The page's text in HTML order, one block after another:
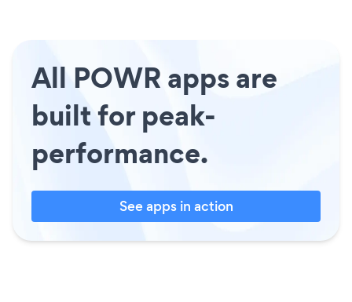
All POWR apps are
built for peak-
performance.
See apps in action